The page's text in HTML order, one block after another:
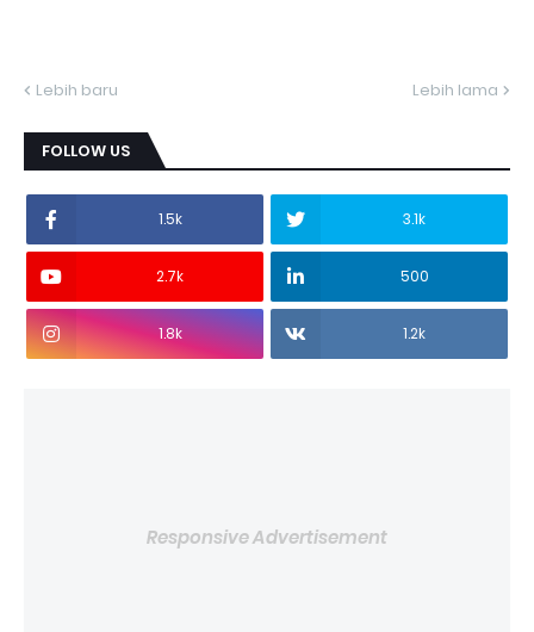
Lebih baru Lebih lama
FOLLOW US
1.5k 3.1k
2.7k 500
1.8k 1.2k
Responsive Advertisement